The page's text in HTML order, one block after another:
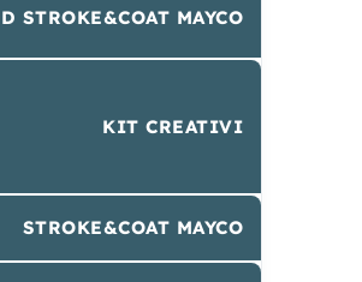
STROKE&COAT MAYCO
KIT CREATIVI
STROKE&COAT MAYCO